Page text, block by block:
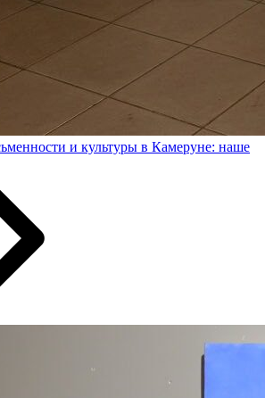
и культуры в Камеруне: наше